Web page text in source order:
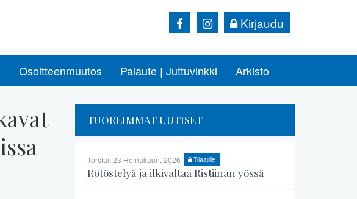
Kirjaudu
Osoitteenmuutos Palaute | Juttuvinkki Arkisto
TUOREIMMAT UUTISET
Torstai, 23 Heinäkuun, 2026 Tilaajille
Rötöstelyä ja ilkivaltaa Ristiinan yössä